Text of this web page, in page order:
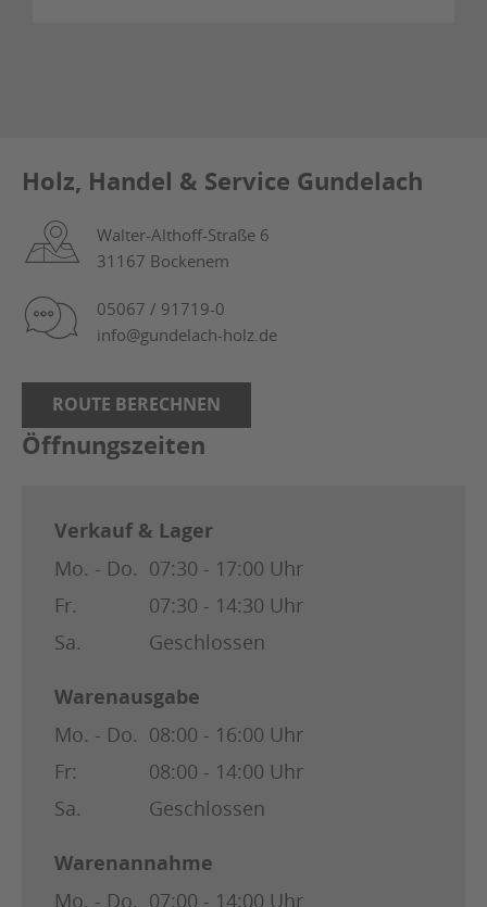
Holz, Handel & Service Gundelach
Walter-Althoff-Straße 6
31167 Bockenem
05067 / 91719-0
info@gundelach-holz.de
ROUTE BERECHNEN
Öffnungszeiten
Verkauf & Lager
Mo. - Do. 07:30 - 17:00 Uhr
Fr.
07:30 - 14:30 Uhr
Sa.
Geschlossen
Warenausgabe
Mo. - Do. 08:00 - 16:00 Uhr
Fr:
08:00 - 14:00 Uhr
Sa.
Geschlossen
Warenannahme
Mo. - Do. 07:00 - 14:00 Uhr